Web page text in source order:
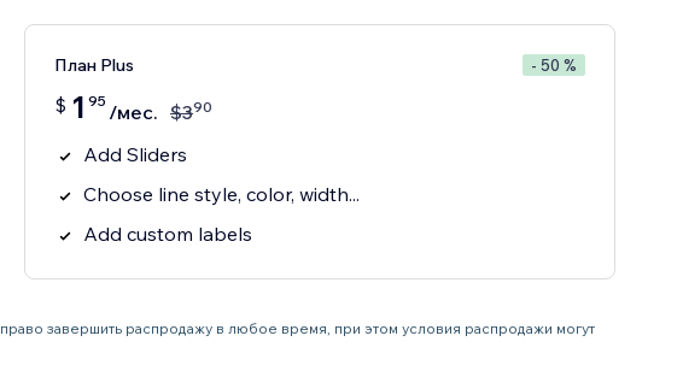
План Plus - 50 %
$ 1 95 /мес. $390
Add Sliders
Choose line style, color, width...
Add custom labels
завершить распродажу в любое время, при этом условия распродажи могут